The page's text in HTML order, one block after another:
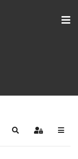
SearchSign In